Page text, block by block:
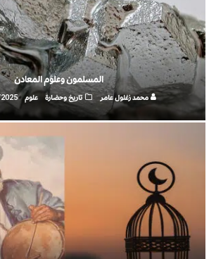
المسلمون وعلوم المعادن
محمد زغلول عامر تاريخ وحضارة علوم